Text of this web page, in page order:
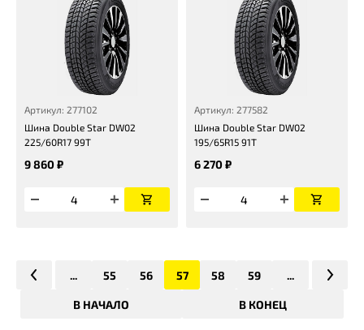
Артикул: 277102
Шина Double Star DW02
225/60R17 99T
9 860 ₽
Артикул: 277582
Шина Double Star DW02
195/65R15 91T
6 270 ₽
В НАЧАЛО
... 55 56 57 58 59 ...
В КОНЕЦ